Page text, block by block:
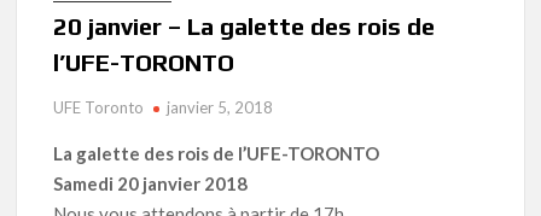
20 janvier – La galette des rois de
l’UFE-TORONTO
UFE Toronto janvier 5, 2018
La galette des rois de l’UFE-TORONTO
Samedi 20 janvier 2018